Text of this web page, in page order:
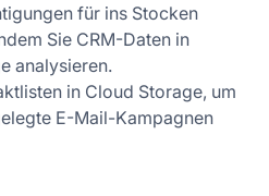
für ins Stocken
Sie CRM-Daten in
analysieren.
in Cloud Storage, um
E-Mail-Kampagnen